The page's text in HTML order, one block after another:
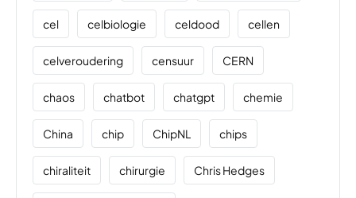
cel celbiologie celdood cellen
celveroudering censuur CERN
chaos chatbot chatgpt chemie
China chip ChipNL chips
chiraliteit chirurgie Chris Hedges